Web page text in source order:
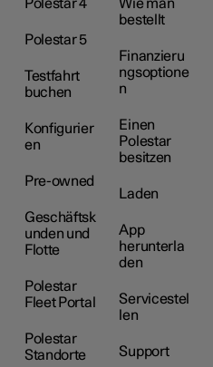
Polestar 4
Polestar 5
Testfahrt
buchen
Konfigurier
en
Pre-owned
Geschäftsk
unden und
Flotte
Polestar
Fleet Portal
Polestar
Standorte
Wie man
bestellt
Finanzieru
ngsoptione
n
Einen
Polestar
besitzen
Laden
App
herunterla
den
Servicestel
len
Support